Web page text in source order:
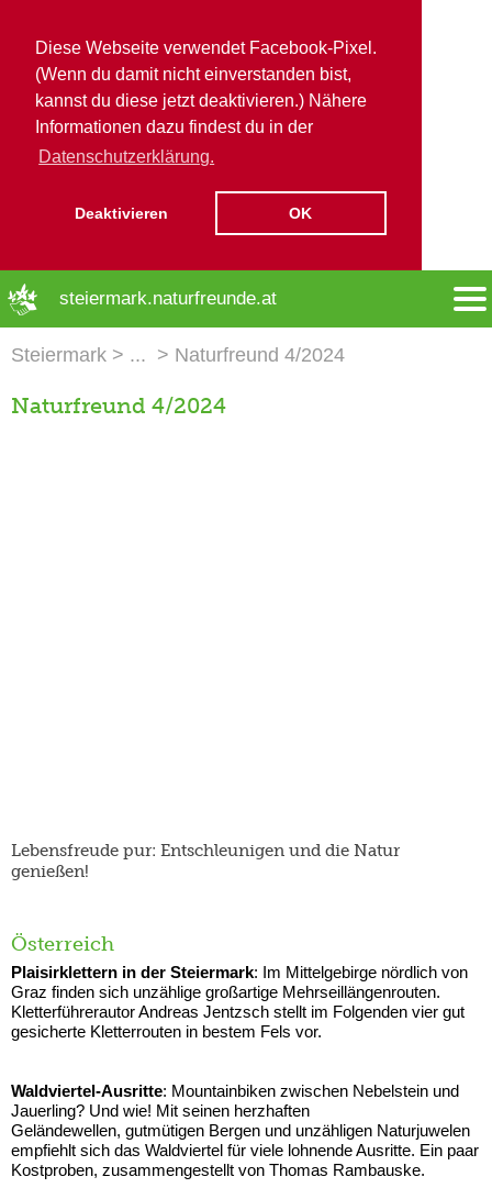
Diese Webseite verwendet Facebook-Pixel.
(Wenn du damit nicht einverstanden bist,
kannst du diese jetzt deaktivieren.) Nähere
Informationen dazu findest du in der
Datenschutzerklärung.
Deaktivieren OK
steiermark.naturfreunde.at
Steiermark Naturfreund 4/2024
Naturfreund 4/2024
Lebensfreude pur: Entschleunigen und die Natur
genießen!
Österreich
Plaisirklettern in der Steiermark: Im Mittelgebirge nördlich von
Graz finden sich unzählige großartige Mehrseillängenrouten.
Kletterführerautor Andreas Jentzsch stellt im Folgenden vier gut
gesicherte Kletterrouten in bestem Fels vor.
Waldviertel-Ausritte: Mountainbiken zwischen Nebelstein und
Jauerling? Und wie! Mit seinen herzhaften
Geländewellen, gutmütigen Bergen und unzähligen Naturjuwelen
empfiehlt sich das Waldviertel für viele lohnende Ausritte. Ein paar
Kostproben, zusammengestellt von Thomas Rambauske.